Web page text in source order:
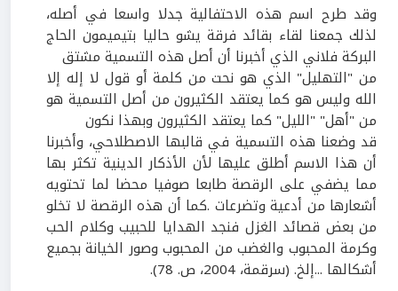
وقد طرح اسم هذه الاحتفالية جدلا واسعا في أصله،
لذلك جمعنا لقاء بقائد فرقة يشو حاليا بتيميمون الحاج
البركة فلاني الذي أخبرنا أن أصل هذه التسمية مشتق
من "التهليل" الذي هو نحت من كلمة أو قول لا إله إلا
الله وليس هو كما يعتقد الكثيرون من أصل التسمية هو
من "أهل" "الليل" كما يعتقد الكثيرون وبهذا نكون
قد وضعنا هذه التسمية في قالبها الاصطلاحي، وأخبرنا
أن هذا الاسم أطلق عليها لأن الأذكار الدينية تكثر بها
مما يضفي على الرقصة طابعا صوفيا محضا لما تحتويه
أشعارها من أدعية وتضرعات .كما أن هذه الرقصة لا تخلو
من بعض قصائد الغزل فنجد الهدايا للحبيب وكلام الحب
وكرمة المحبوب والغضب من المحبوب وصور الخيانة بجميع
أشكالها ...إلخ. (سرقمة، 2004، ص. 78
).